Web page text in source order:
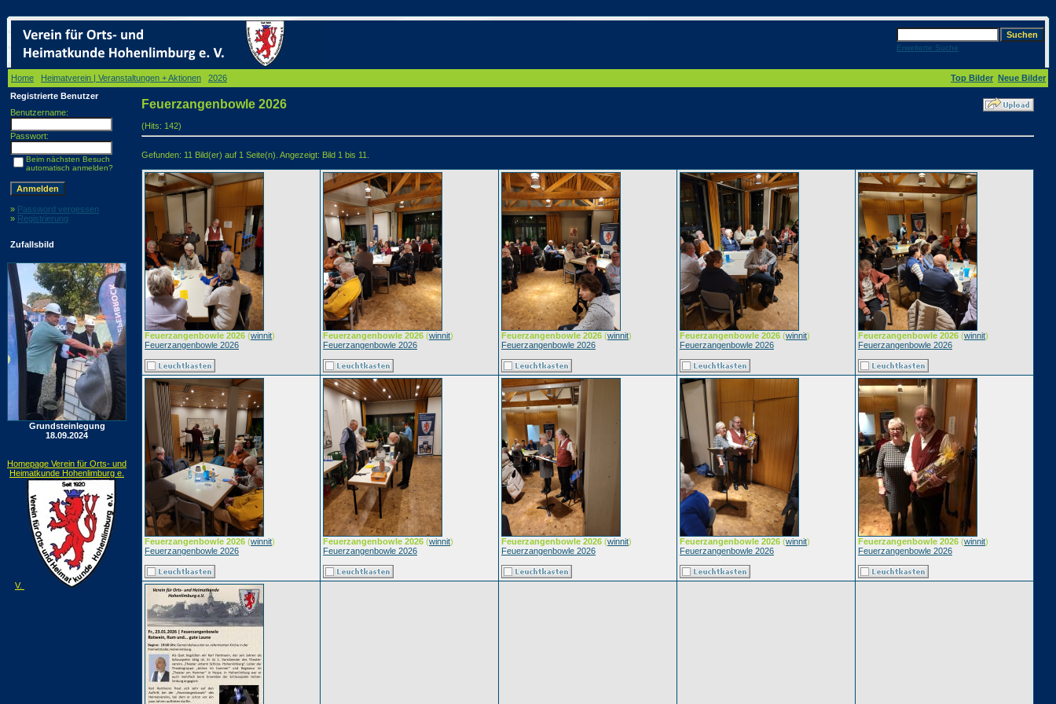
Erweiterte Suche
Home Heimatverein | Veranstaltungen + Aktionen 2026 Top Bilder Neue Bilder
Registrierte Benutzer
Benutzername:
Passwort:
Beim nächsten Besuch
automatisch anmelden?
» Password vergessen
» Registrierung
Zufallsbild
Grundsteinlegung
18.09.2024
Homepage Verein für Orts- und
Heimatkunde Hohenlimburg e.
V.
Feuerzangenbowle 2026
(Hits: 142)
Gefunden: 11 Bild(er) auf 1 Seite(n). Angezeigt: Bild 1 bis 11.
Feuerzangenbowle 2026 (winnit)
Feuerzangenbowle 2026
Feuerzangenbowle 2026 (winnit)
Feuerzangenbowle 2026
Feuerzangenbowle 2026 (winnit)
Feuerzangenbowle 2026
Feuerzangenbowle 2026 (winnit)
Feuerzangenbowle 2026
Feuerzangenbowle 2026 (winnit)
Feuerzangenbowle 2026
Feuerzangenbowle 2026 (winnit)
Feuerzangenbowle 2026
Feuerzangenbowle 2026 (winnit)
Feuerzangenbowle 2026
Feuerzangenbowle 2026 (winnit)
Feuerzangenbowle 2026
Feuerzangenbowle 2026 (winnit)
Feuerzangenbowle 2026
Feuerzangenbowle 2026 (winnit)
Feuerzangenbowle 2026